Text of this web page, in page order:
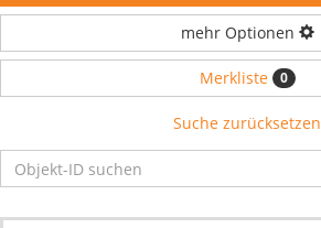
mehr Optionen
Merkliste 0
Suche zurücksetzen